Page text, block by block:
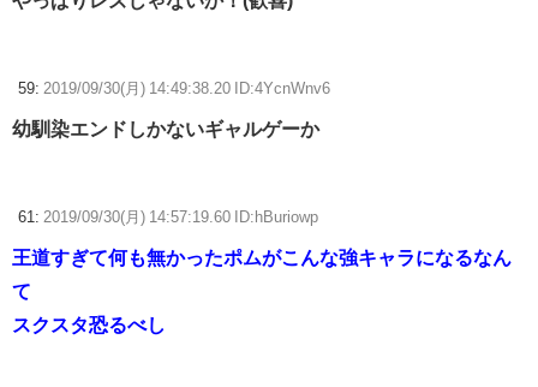
59: 2019/09/30(月) 14:49:38.20 ID:4YcnWnv6
幼馴染エンドしかないギャルゲーか
61: 2019/09/30(月) 14:57:19.60 ID:hBuriowp
王道すぎて何も無かったポムがこんな強キャラになるなん
て
スクスタ恐るべし